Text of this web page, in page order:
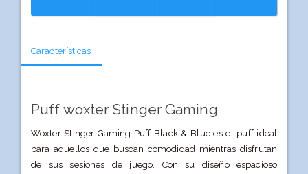
Características
Puff woxter Stinger Gaming
Woxter Stinger Gaming Puff Black & Blue es el puff ideal
para aquellos que buscan comodidad mientras disfrutan
de sus sesiones de juego. Con su diseño espacioso